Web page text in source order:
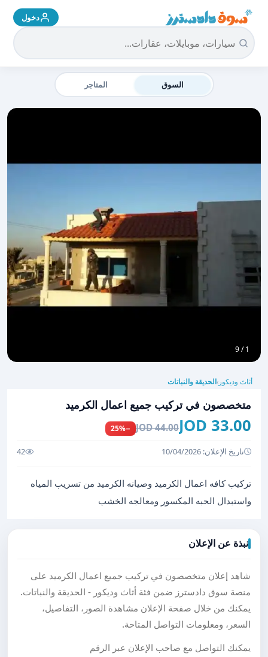
سوق دادسترز الرئيسية دخول
السوق المتاجر
1 / 9
أثاث وديكور ›الحديقة والنباتات
متخصصون في تركيب جميع اعمال الكرميد
33.00 JOD
44.00 JOD
−25%
تاريخ الإعلان: 10/04/2026 42
تركيب كافه اعمال الكرميد وصيانه الكرميد من تسريب المياه
واستبدال الحبه المكسور ومعالجه الخشب
نبذة عن الإعلان
شاهد إعلان متخصصون في تركيب جميع اعمال الكرميد على
منصة سوق دادسترز ضمن فئة أثاث وديكور - الحديقة والنباتات.
يمكنك من خلال صفحة الإعلان مشاهدة الصور، التفاصيل،
السعر، ومعلومات التواصل المتاحة.
يمكنك التواصل مع صاحب الإعلان عبر الرقم